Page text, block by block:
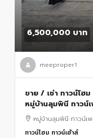
6,500,000 บาท
meeproper1
ขาย / เช่า ทาวน์โฮ
หมู่บ้านลุมพินี ทาวน์
พื้นที่ 29 ตร.ว. ME-
หมู่บ้านลุมพินี ทาวน์เ
ทาวน์โฮม ทาวน์เฮ้าส์